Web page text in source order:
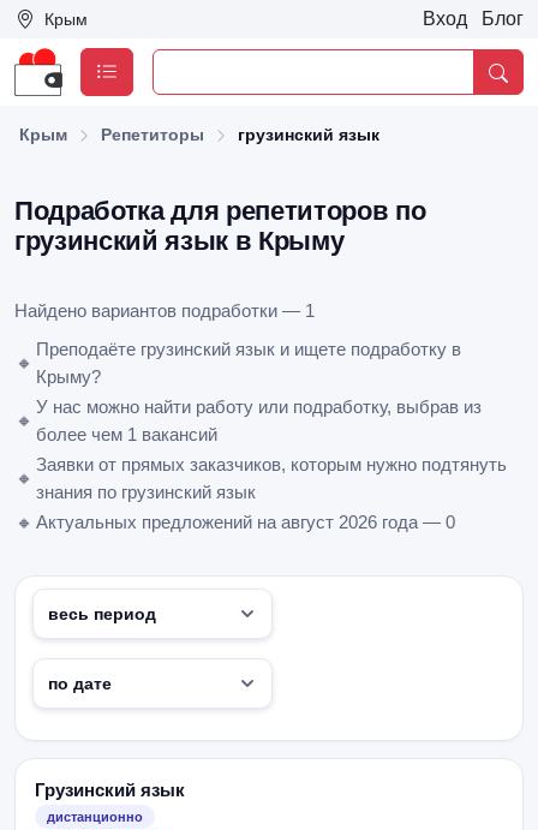
Крым Вход Блог
Крым Репетиторы грузинский язык
Подработка для репетиторов по
грузинский язык в Крыму
Найдено вариантов подработки — 1
🔸
Преподаёте грузинский язык и ищете подработку в
Крыму?
🔸
У нас можно найти работу или подработку, выбрав из
более чем 1 вакансий
🔸
Заявки от прямых заказчиков, которым нужно подтянуть
знания по грузинский язык
🔸 Актуальных предложений на август 2026 года — 0
Грузинский язык
дистанционно